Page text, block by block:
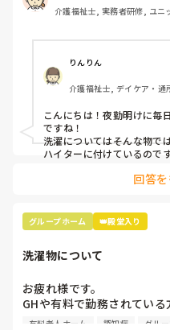
介護福祉士, 実務者研修, ユニ
りんりん
介護福祉士, デイケア・通
こんにちは！夜勤明けに毎
ですね！
洗濯についてはそんな物で
ハイターに付けているので
回答
グループホーム 👑殿堂入り
洗濯物について
お疲れ様です。
GHや有料で勤務されている
ご利用されているお客様の
有料老人ホーム 認知症 グル